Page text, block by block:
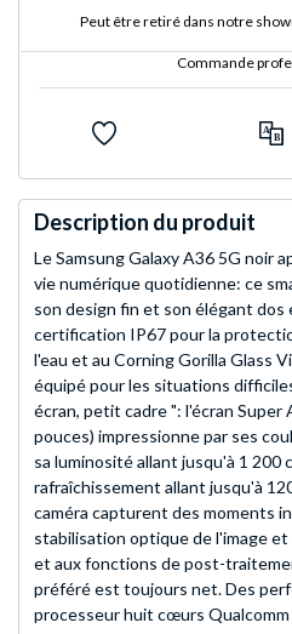
Peut être retiré dans notre
Commande
Description du produit
Le Samsung Galaxy A36 5G noir
vie numérique quotidienne: ce
son design fin et son élégant dos
certification IP67 pour la
l'eau et au Corning Gorilla Glass
équipé pour les situations
écran, petit cadre ": l'écran Super
pouces) impressionne par ses
sa luminosité allant jusqu'à 1 200
rafraîchissement allant jusqu'à
caméra capturent des moments
stabilisation optique de l'image et
et aux fonctions de post-
préféré est toujours net. Des
processeur huit cœurs Qualcomm